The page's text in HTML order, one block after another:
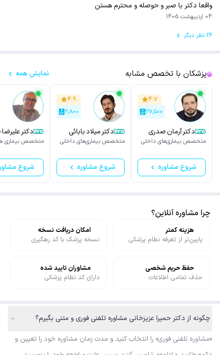
واقعا دکتر با صبر و حوصله و محترم هستن
04 اردیبهشت 1405
26 نظر دیگر
پزشکان با تخصص مشابه نمایش همه
۴.۷
۲۷,۵۰۰
دکتر آرمان صدری
متخصص بیماری‌های داخلی
شروع مشاوره
۴.۹
۲,۸۰۰
دکتر میلاد بابائی
متخصص بیماری‌های داخلی
شروع مشاوره
دکتر
پور
متخصص بیماری
شروع
چرا مشاوره آنلاین؟
هزینه کمتر
پایین‌تر از تعرفه نظام پزشکی
امکان دریافت نسخه
نسخه پزشک با کد رهگیری
حفظ حریم شخصی
حذف تمامی اطلاعات
مشاوران تایید شده
دارای کد نظام پزشکی
چگونه از دکتر حمیرا عزیزخانی مشاوره تلفنی فوری و متنی بگیرم؟
«مشاوره تلفنی فوری» را انتخاب کنید و مدت زمان مشاوره خود را تعیین و